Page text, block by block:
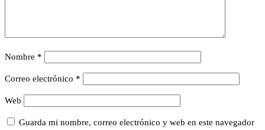
Nombre *
Correo electrónico *
Web
Guarda mi nombre, correo electrónico y web en este navegador